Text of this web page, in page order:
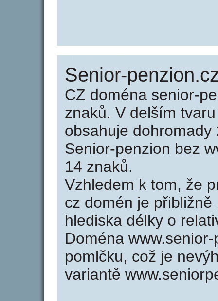
Senior-
CZ doména senior-
znaků. V delším
obsahuje
Senior-penzion bez
14 znaků.
Vzhledem k tom, že
cz domén je
hlediska délky o
Doména
pomlčku, což je
variantě